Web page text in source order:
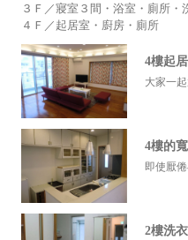
３Ｆ／寢室３間・浴室・廁所・
４Ｆ／起居室・廚房・廁所
4樓起
大家一
4樓的
即使厭
2樓洗